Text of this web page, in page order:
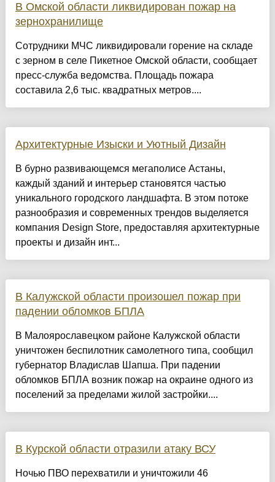
В Омской области ликвидирован пожар на
зернохранилище
Сотрудники МЧС ликвидировали горение на складе
с зерном в селе Пикетное Омской области, сообщает
пресс-служба ведомства. Площадь пожара
составила 2,6 тыс. квадратных метров....
Архитектурные Изыски и Уютный Дизайн
​В бурно развивающемся мегаполисе Астаны,
каждый зданий и интерьер становятся частью
уникального городского ландшафта. В этом потоке
разнообразия и современных трендов выделяется
компания Design Store, предоставляя архитектурные
проекты и дизайн инт...
В Калужской области произошел пожар при
падении обломков БПЛА
В Малоярославецком районе Калужской области
уничтожен беспилотник самолетного типа, сообщил
губернатор Владислав Шапша. При падении
обломков БПЛА возник пожар на окраине одного из
поселений за пределами жилой застройки....
В Курской области отразили атаку ВСУ
Ночью ПВО перехватили и уничтожили 46